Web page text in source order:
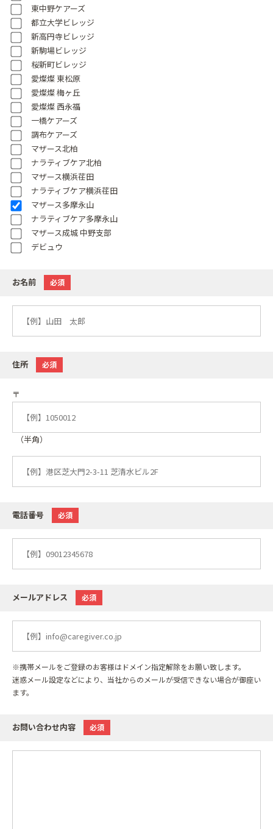
東中野ケアーズ
都立大学ビレッジ
新高円寺ビレッジ
新駒場ビレッジ
桜新町ビレッジ
愛燦燦 東松原
愛燦燦 梅ヶ丘
愛燦燦 西永福
一橋ケアーズ
調布ケアーズ
マザース北柏
ナラティブケア北柏
マザース横浜荏田
ナラティブケア横浜荏田
マザース多摩永山
ナラティブケア多摩永山
マザース成城 中野支部
デビュウ
お名前 必須
住所 必須
〒
（半角）
電話番号 必須
メールアドレス 必須
※携帯メールをご登録のお客様はドメイン指定解除をお願い致します。
迷惑メール設定などにより、当社からのメールが受信できない場合が御座い
ます。
お問い合わせ内容 必須